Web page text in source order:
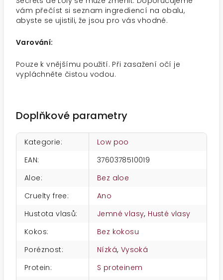
vám přečíst si seznam ingrediencí na obalu,
abyste se ujistili, že jsou pro vás vhodné.
Varování:
Pouze k vnějšímu použití. Při zasažení očí je
vypláchněte čistou vodou.
Doplňkové parametry
Kategorie:
Low poo
EAN:
3760378510019
Aloe:
Bez aloe
Cruelty free:
Ano
Hustota vlasů: Jemné vlasy, Husté vlasy
Kokos:
Bez kokosu
Poréznost: Nízká, Vysoká
Protein: S proteinem